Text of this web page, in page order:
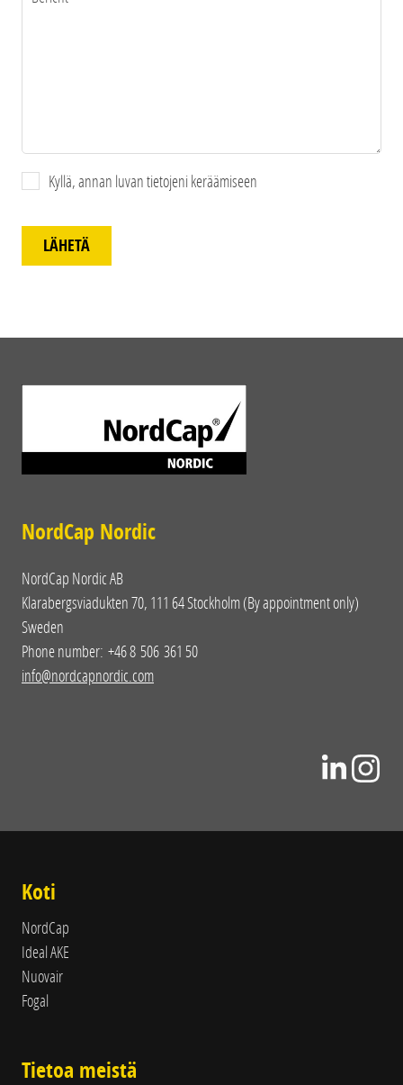
Kyllä, annan luvan tietojeni keräämiseen
LÄHETÄ
NordCap Nordic
NordCap Nordic AB
Klarabergsviadukten 70, 111 64 Stockholm (By appointment only)
Sweden
Phone number: +46 8 506 361 50
info@nordcapnordic.com
Koti
NordCap
Ideal AKE
Nuovair
Fogal
Tietoa meistä